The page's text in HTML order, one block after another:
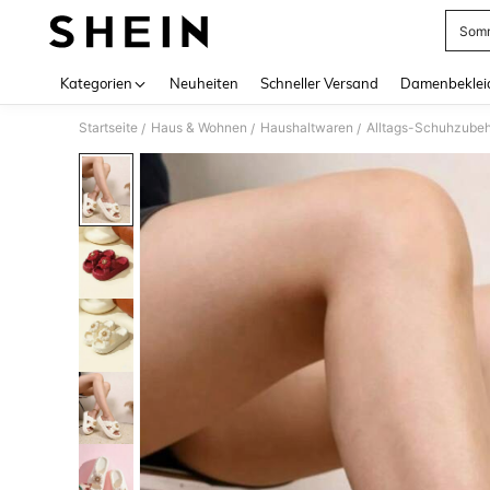
Kategorien Neuheiten Schneller Versand
Startseite / Haus & Wohnen / Haushaltwaren / Alltags-